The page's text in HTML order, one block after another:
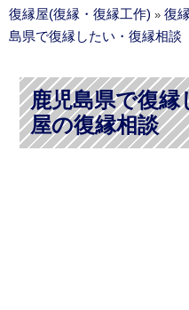
復縁屋(復縁・復縁工作) » 復
島県で復縁したい・復縁相談
鹿児島県で復
屋の復縁相談